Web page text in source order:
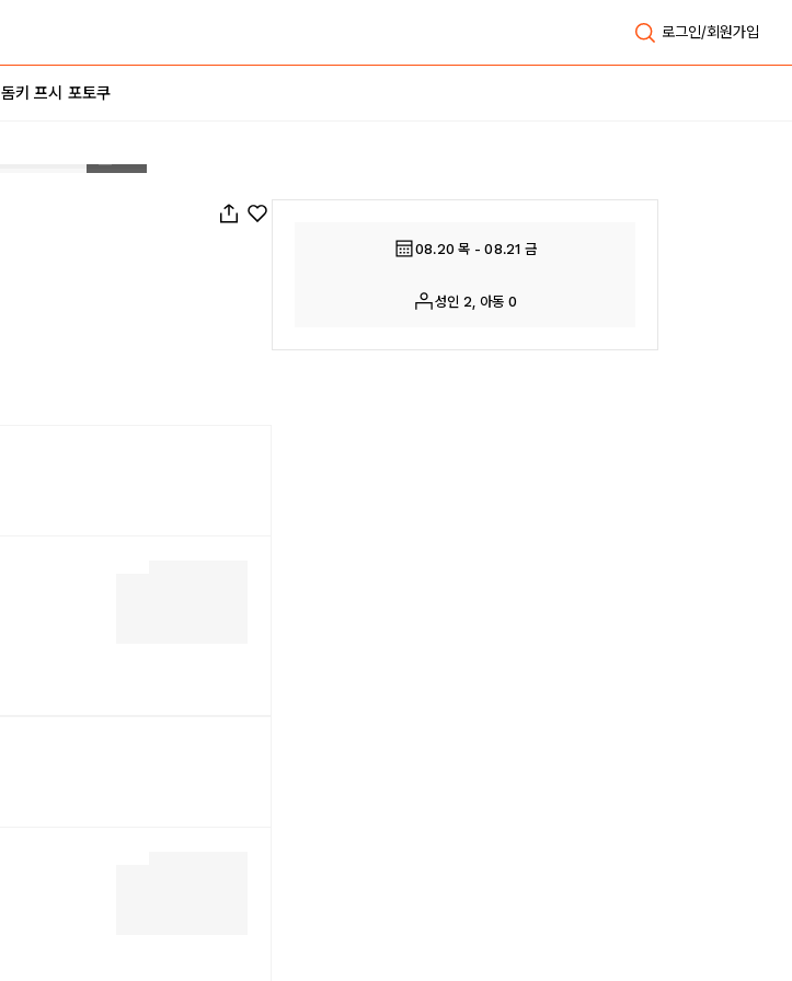
로그인/회원가입
돔키 프시 포토쿠
08.20 목 - 08.21 금
성인 2, 아동 0